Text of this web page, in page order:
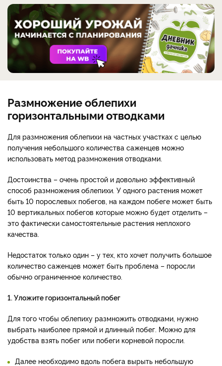
Размножение облепихи
горизонтальными отводками
Для размножения облепихи на частных участках с целью
получения небольшого количества саженцев можно
использовать метод размножения отводками.
Достоинства – очень простой и довольно эффективный
способ размножения облепихи. У одного растения может
быть 10 порослевых побегов, на каждом побеге может быть
10 вертикальных побегов которые можно будет отделить –
это фактически самостоятельные растения неплохого
качества.
Недостаток только один – у тех, кто хочет получить большое
количество саженцев может быть проблема – поросли
обычно ограниченное количество.
1. Уложите горизонтальный побег
Для того чтобы облепиху размножить отводками, нужно
выбрать наиболее прямой и длинный побег. Можно для
удобства взять побег или побеги корневой поросли.
Далее необходимо вдоль побега вырыть небольшую